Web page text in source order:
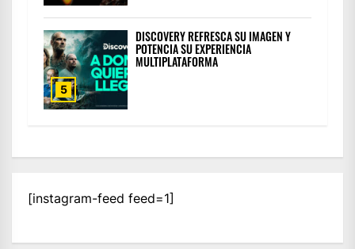
5
DISCOVERY REFRESCA SU IMAGEN Y
POTENCIA SU EXPERIENCIA
MULTIPLATAFORMA
[instagram-feed feed=1]